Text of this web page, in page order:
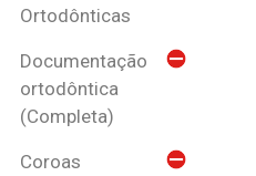
Ortodônticas
Documentação
ortodôntica
(Completa)
Coroas